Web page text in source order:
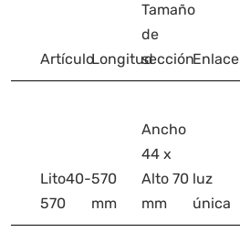
ArtículoLongitud
Tamaño
de
secciónEnlace
Lito40-
570
570
mm
Ancho
44 x
Alto 70
mm
luz
única